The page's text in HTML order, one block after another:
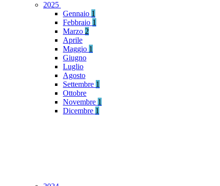
2025
Gennaio 1
Febbraio 1
Marzo 2
Aprile
Maggio 1
Giugno
Luglio
Agosto
Settembre 1
Ottobre
Novembre 1
Dicembre 1